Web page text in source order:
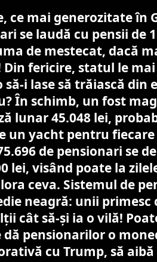
ce mai generozitate în
se laudă cu pensii de
de mestecat, dacă
Din fericire, statul le mai
să-i lase să trăiască din
În schimb, un fost
lunar 45.048 lei,
un yacht pentru
de pensionari se
lei, visând poate la
ceva. Sistemul de
neagră: unii primesc
cât să-și ia o vilă!
pensionarilor o
cu Trump, să